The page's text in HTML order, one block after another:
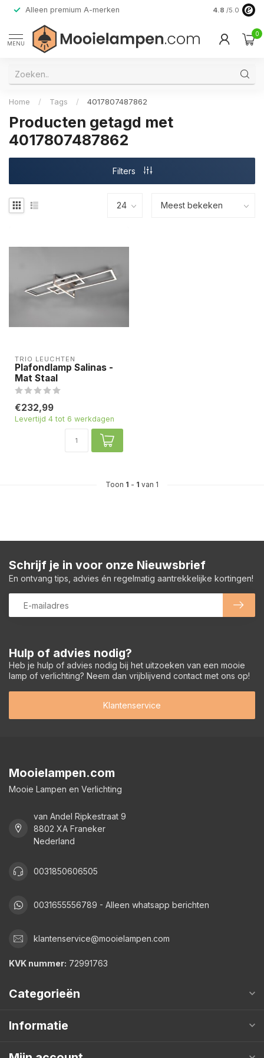
Alleen premium A-merken 4.8 /5.0
MENU
0
Home / Tags / 4017807487862
Producten getagd met
4017807487862
Filters
TRIO LEUCHTEN
Plafondlamp Salinas -
Mat Staal
€232,99
Levertijd 4 tot 6 werkdagen
Toon 1 - 1 van 1
Hulp of advies nodig?
Heb je hulp of advies nodig bij het uitzoeken van een mooie
lamp of verlichting? Neem dan vrijblijvend contact met ons op!
Klantenservice
Schrijf je in voor onze Nieuwsbrief
En ontvang tips, advies én regelmatig aantrekkelijke kortingen!
Mooielampen.com
Mooie Lampen en Verlichting
van Andel Ripkestraat 9
8802 XA Franeker
Nederland
0031850606505
0031655556789 - Alleen whatsapp berichten
klantenservice@mooielampen.com
KVK nummer: 72991763
Categorieën
Informatie